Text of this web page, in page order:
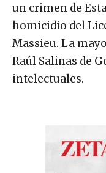
un crimen de
homicidio del
Massieu. La
Raúl Salinas de
intelectuales.